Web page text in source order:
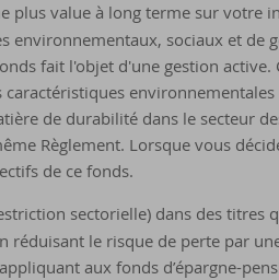
plus value à long terme sur votre
sociaux et de
fait l'objet d'une gestion active.
environnementales
de durabilité dans le secteur
Règlement. Lorsque vous
de ce fonds.
sectorielle) dans des titres
le risque de perte par
aux fonds d’épargne-